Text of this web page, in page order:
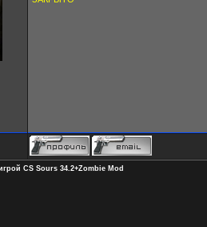
CS Sours 34.2+Zombie Mod